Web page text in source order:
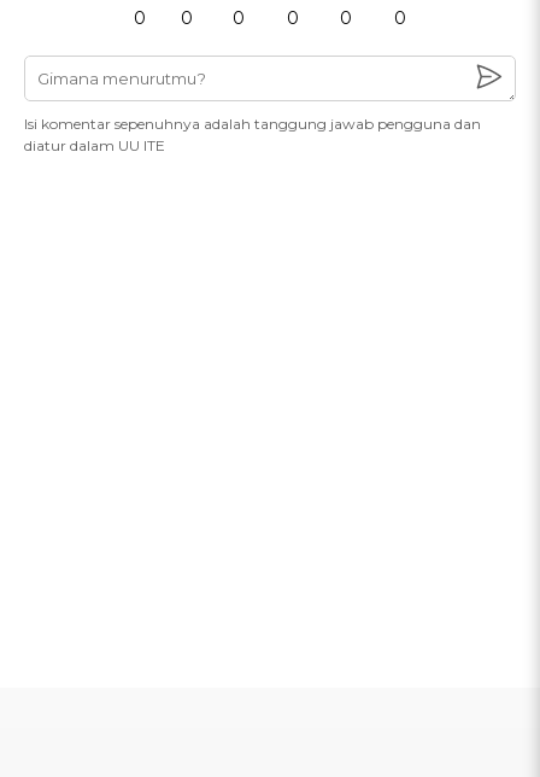
0 0 0 0 0 0
Isi komentar sepenuhnya adalah tanggung jawab pengguna dan
diatur dalam UU ITE